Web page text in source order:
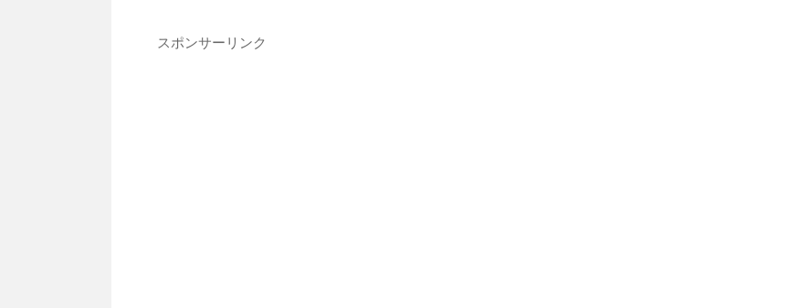
スポンサーリンク